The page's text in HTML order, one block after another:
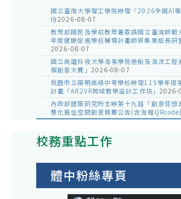
國立臺南大學理工學院辦理「2026全國AI
份2026-08-07
教育部國民及學前教育署委請國立臺灣師
年度健康促進學校輔導計畫師資專業成長研
2026-08-07
國立高雄科技大學海事學院造船及海洋工
模創客大賽」 2026-08-07
桃園市立陽明高級中等學校辦理115學年度
計畫「AR2VR跨域教學設計工作坊」 2026-
內政部建築研究所主辦第十九屆「創意狂
慧化居住空間創意競賽公告(含海報
校務重點工作
體中粉絲專頁